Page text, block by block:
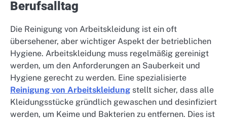
Berufsalltag
Die Reinigung von Arbeitskleidung ist ein oft
übersehener, aber wichtiger Aspekt der betrieblichen
Hygiene. Arbeitskleidung muss regelmäßig gereinigt
werden, um den Anforderungen an Sauberkeit und
Hygiene gerecht zu werden. Eine spezialisierte
Reinigung von Arbeitskleidung stellt sicher, dass alle
Kleidungsstücke gründlich gewaschen und desinfiziert
werden, um Keime und Bakterien zu entfernen. Dies ist